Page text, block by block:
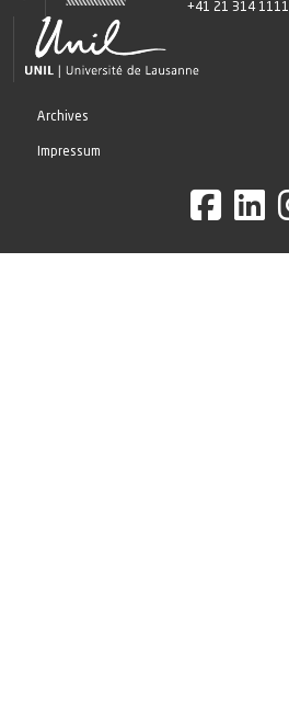
+41 21 314 1111
Archives
Impressum